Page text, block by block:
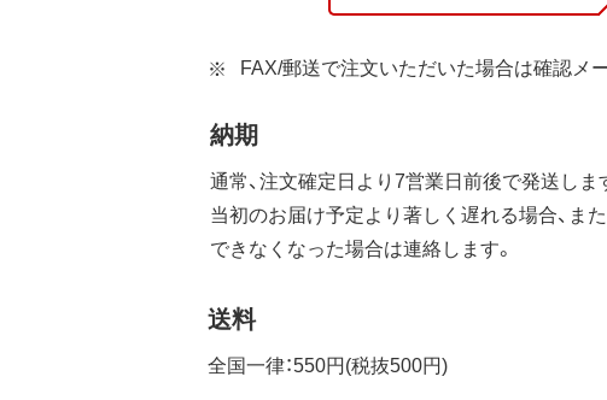
FAX/郵送で注文いただいた場合は確認メ
納期
通常、注文確定日より7営業日前後で発送しま
当初のお届け予定より著しく遅れる場合、ま
できなくなった場合は連絡します。
送料
全国一律：550円(税抜500円)